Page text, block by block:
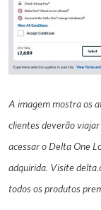
A imagem mostra os
clientes deverão
acessar o Delta One
adquirida. Visite
todos os produtos